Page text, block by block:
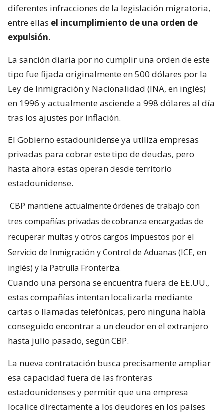
diferentes infracciones de la legislación migratoria,
entre ellas el incumplimiento de una orden de
expulsión.
La sanción diaria por no cumplir una orden de este
tipo fue fijada originalmente en 500 dólares por la
Ley de Inmigración y Nacionalidad (INA, en inglés)
en 1996 y actualmente asciende a 998 dólares al día
tras los ajustes por inflación.
El Gobierno estadounidense ya utiliza empresas
privadas para cobrar este tipo de deudas, pero
hasta ahora estas operan desde territorio
estadounidense.
CBP mantiene actualmente órdenes de trabajo con
tres compañías privadas de cobranza encargadas de
recuperar multas y otros cargos impuestos por el
Servicio de Inmigración y Control de Aduanas (ICE, en
inglés) y la Patrulla Fronteriza.
Cuando una persona se encuentra fuera de EE.UU.,
estas compañías intentan localizarla mediante
cartas o llamadas telefónicas, pero ninguna había
conseguido encontrar a un deudor en el extranjero
hasta julio pasado, según CBP.
La nueva contratación busca precisamente ampliar
esa capacidad fuera de las fronteras
estadounidenses y permitir que una empresa
localice directamente a los deudores en los países